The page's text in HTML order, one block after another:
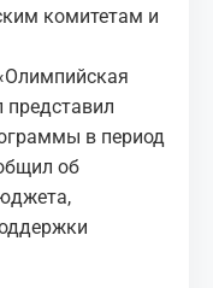
комитетам и
в период
об